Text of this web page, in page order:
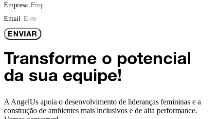
Empresa
Email
ENVIAR
Transforme o potencial
da sua equipe!
A AngelUs apoia o desenvolvimento de lideranças femininas e a
construção de ambientes mais inclusivos e de alta performance.